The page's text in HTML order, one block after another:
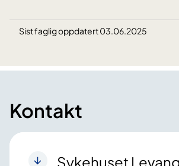
Sist faglig oppdatert 03.06.2025
Kontakt
Sykehuset